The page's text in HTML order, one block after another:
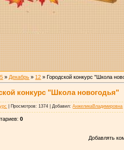
» Декабрь » 12 » Городской конкурс "Школа
конкурс "Школа новогодья"
Просмотров: 1374 | Добавил:АнжеликаВладимировна
:0
Добавлять